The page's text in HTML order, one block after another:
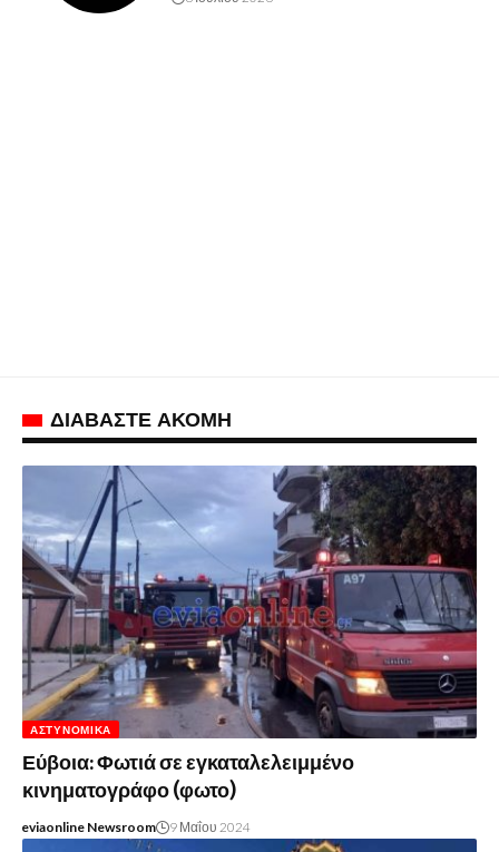
ΔΙΑΒΑΣΤΕ ΑΚΟΜΗ
ΑΣΤΥΝΟΜΙΚΆ
Εύβοια: Φωτιά σε εγκαταλελειμμένο
κινηματογράφο (φωτο)
eviaonline Newsroom 9 Μαΐου 2024